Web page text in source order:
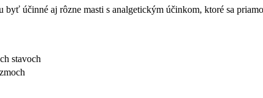
byť účinné aj rôzne masti s analgetickým účinkom, ktoré sa
stavoch